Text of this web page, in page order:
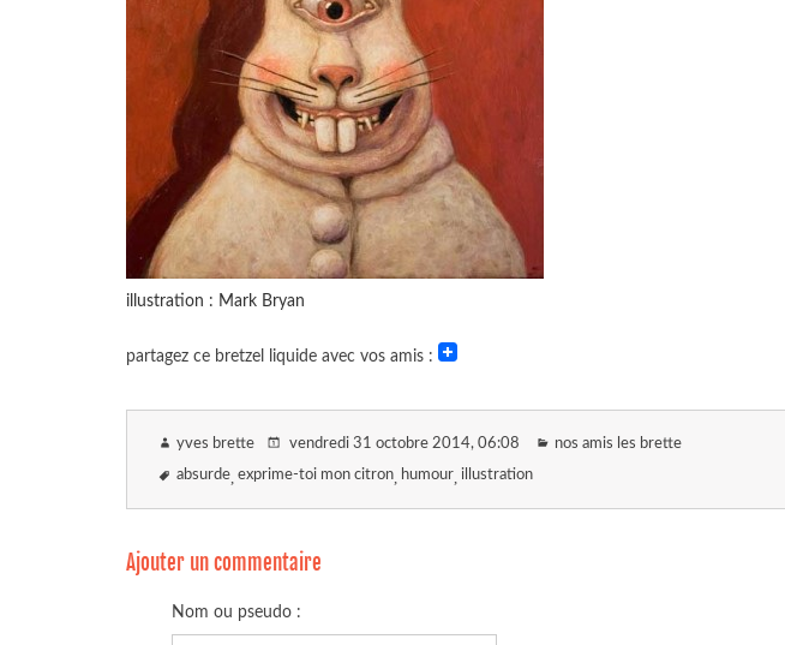
illustration : Mark Bryan
partagez ce bretzel liquide avec vos amis :
yves brette vendredi 31 octobre 2014, 06:08 nos amis les brette
absurde exprime-toi mon citron humour illustration
Ajouter un commentaire
Nom ou pseudo :